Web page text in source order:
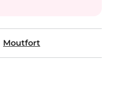
Moutfort